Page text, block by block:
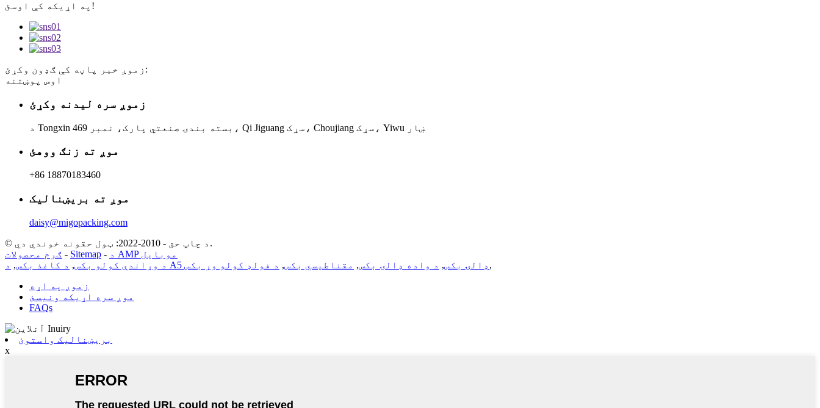
په اړیکه کې اوسئ!
زموږ خبر پاڼه کې ګډون وکړئ:
اوس پوښتنه
زموږ سره لیدنه وکړئ
د Tongxin بسته بندۍ صنعتي پارک، نمبر 469، Qi Jiguang سړک، Choujiang سړک، Yiwu ښار
موږ ته زنګ ووهئ
+86 18870183460
موږ ته بریښنالیک
daisy@migopacking.com
© د چاپ حق - 2010-2022: ټول حقونه خوندي دي.
ګرم محصولات - Sitemap -
د AMP موبایل
د وړاندې کولو بکس, د کاغذ بکس, د A5 ډالۍ بکس, د واده ډالۍ بکس, مقناطیسي بکس, د فولډ کولو وړ بکس
,
زموږ په اړه
موږ سره اړیکه ونیسئ
FAQs
بریښنالیک واستوئ
x